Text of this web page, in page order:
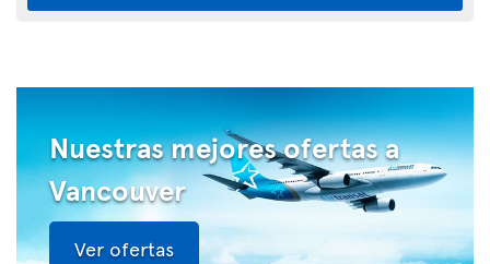
Nuestras mejores ofertas a
Vancouver
Ver ofertas